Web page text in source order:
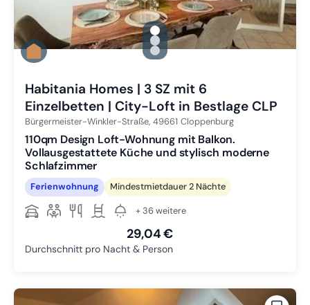
gallery.slide_selector
Zu Slide 1 wechseln
Zu Slide 2 wechseln
Zu Slide 3 wechseln
Habitania Homes | 3 SZ mit 6
Einzelbetten | City-Loft in Bestlage CLP
Bürgermeister-Winkler-Straße, 49661 Cloppenburg
110qm Design Loft-Wohnung mit Balkon.
Vollausgestattete Küche und stylisch moderne
Schlafzimmer
Ferienwohnung Mindestmietdauer 2 Nächte
+ 36 weitere
29,04 €
Durchschnitt pro Nacht & Person